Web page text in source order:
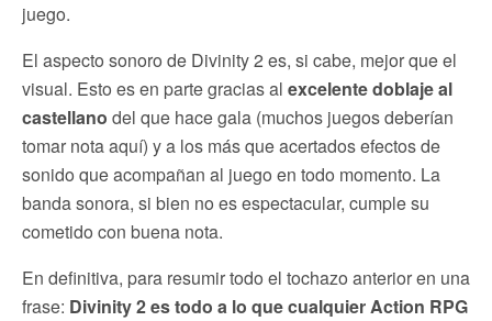
juego.
El aspecto sonoro de Divinity 2 es, si cabe, mejor que el
visual. Esto es en parte gracias al excelente doblaje al
castellano del que hace gala (muchos juegos deberían
tomar nota aquí) y a los más que acertados efectos de
sonido que acompañan al juego en todo momento. La
banda sonora, si bien no es espectacular, cumple su
cometido con buena nota.
En definitiva, para resumir todo el tochazo anterior en una
frase: Divinity 2 es todo a lo que cualquier Action RPG